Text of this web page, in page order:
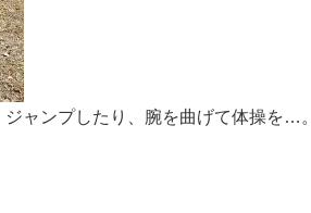
ャンプしたり、腕を曲げて体操を…。